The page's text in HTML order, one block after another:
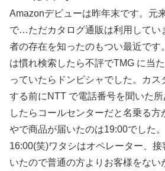
Amazonデビューは昨年末です。元
で…ただカタログ通販は利用してい
者の存在を知ったのもつい最近です
は慣れ検索したら不評でTMG に当
っていたらドンピシャでした。カ
する前にNTT で電話番号を聞いた
したらコールセンターだと名乗る
やで商品が届いたのは19:00でした
16:00(笑)ワタシはオペレーター、
いたので普通の方よりお客様をない